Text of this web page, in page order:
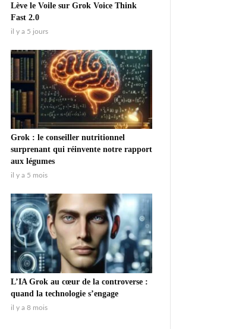
Lève le Voile sur Grok Voice Think
Fast 2.0
il y a 5 jours
Grok : le conseiller nutritionnel
surprenant qui réinvente notre rapport
aux légumes
il y a 5 mois
L’IA Grok au cœur de la controverse :
quand la technologie s’engage
il y a 8 mois